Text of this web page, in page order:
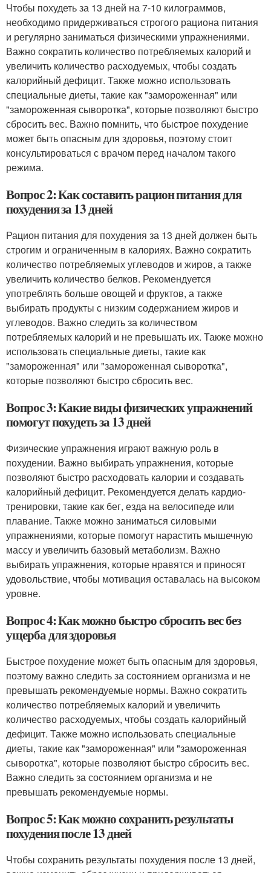
Чтобы похудеть за 13 дней на 7-10 килограммов,
необходимо придерживаться строгого рациона питания
и регулярно заниматься физическими упражнениями.
Важно сократить количество потребляемых калорий и
увеличить количество расходуемых, чтобы создать
калорийный дефицит. Также можно использовать
специальные диеты, такие как "замороженная" или
"замороженная сыворотка", которые позволяют быстро
сбросить вес. Важно помнить, что быстрое похудение
может быть опасным для здоровья, поэтому стоит
консультироваться с врачом перед началом такого
режима.
Вопрос 2: Как составить рацион питания для
похудения за 13 дней
Рацион питания для похудения за 13 дней должен быть
строгим и ограниченным в калориях. Важно сократить
количество потребляемых углеводов и жиров, а также
увеличить количество белков. Рекомендуется
употреблять больше овощей и фруктов, а также
выбирать продукты с низким содержанием жиров и
углеводов. Важно следить за количеством
потребляемых калорий и не превышать их. Также можно
использовать специальные диеты, такие как
"замороженная" или "замороженная сыворотка",
которые позволяют быстро сбросить вес.
Вопрос 3: Какие виды физических упражнений
помогут похудеть за 13 дней
Физические упражнения играют важную роль в
похудении. Важно выбирать упражнения, которые
позволяют быстро расходовать калории и создавать
калорийный дефицит. Рекомендуется делать кардио-
тренировки, такие как бег, езда на велосипеде или
плавание. Также можно заниматься силовыми
упражнениями, которые помогут нарастить мышечную
массу и увеличить базовый метаболизм. Важно
выбирать упражнения, которые нравятся и приносят
удовольствие, чтобы мотивация оставалась на высоком
уровне.
Вопрос 4: Как можно быстро сбросить вес без
ущерба для здоровья
Быстрое похудение может быть опасным для здоровья,
поэтому важно следить за состоянием организма и не
превышать рекомендуемые нормы. Важно сократить
количество потребляемых калорий и увеличить
количество расходуемых, чтобы создать калорийный
дефицит. Также можно использовать специальные
диеты, такие как "замороженная" или "замороженная
сыворотка", которые позволяют быстро сбросить вес.
Важно следить за состоянием организма и не
превышать рекомендуемые нормы.
Вопрос 5: Как можно сохранить результаты
похудения после 13 дней
Чтобы сохранить результаты похудения после 13 дней,